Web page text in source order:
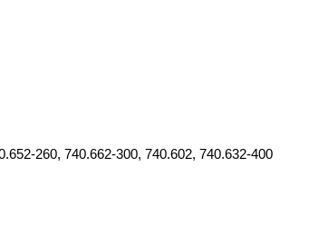
260, 740.662-300, 740.602, 740.632-400